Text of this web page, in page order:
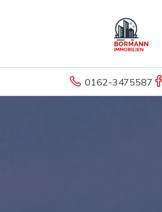
0162-3475587